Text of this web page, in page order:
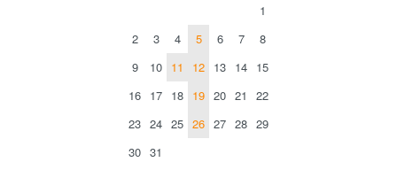
1
2
3 4 5 6 7
8
9
10 11 12 13 14 15
16 17 18 19 20 21
22
23 24 25 26 27 28 29
30 31